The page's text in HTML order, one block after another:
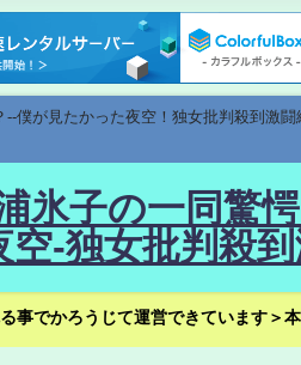
が見たかった夜空！独女批判殺到激
氷子の一同驚
-独女批判殺
でかろうじて運営できています＞